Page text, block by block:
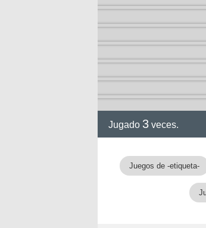
Jugado 3 veces.
Juegos de -etiqueta-